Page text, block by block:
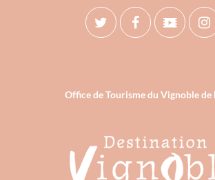
Office de Tourisme du Vignoble de